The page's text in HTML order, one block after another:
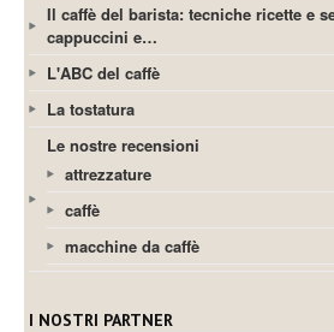
Il caffè del barista: tecniche ricette e
cappuccini e…
L'ABC del caffè
La tostatura
Le nostre recensioni
attrezzature
caffè
macchine da caffè
I NOSTRI PARTNER